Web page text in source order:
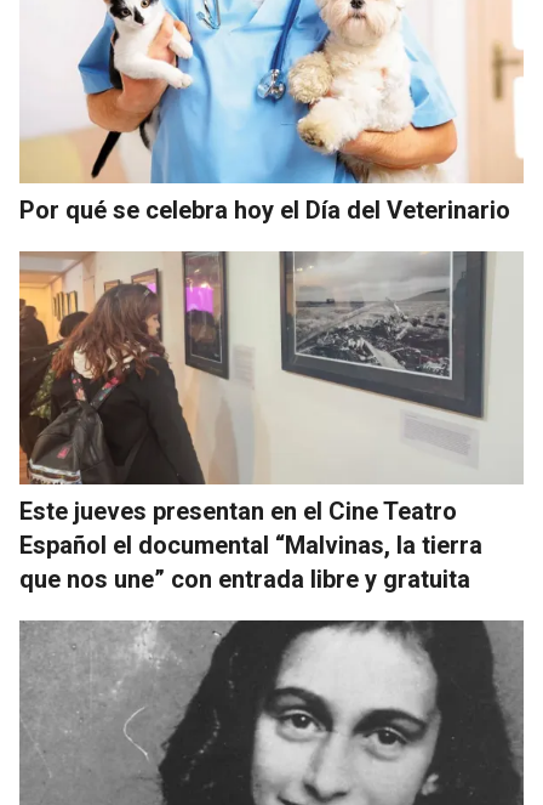
Por qué se celebra hoy el Día del Veterinario
Este jueves presentan en el Cine Teatro
Español el documental “Malvinas, la tierra
que nos une” con entrada libre y gratuita